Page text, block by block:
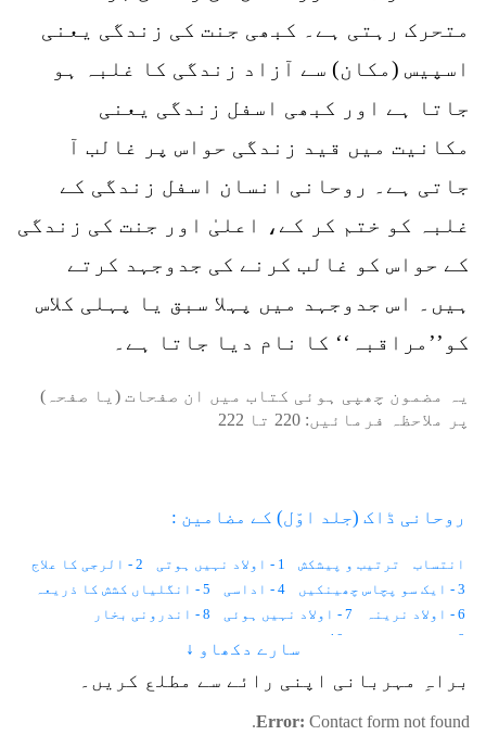
متحرک رہتی ہے۔ کبھی جنت کی زندگی یعنی
اسپیس (مکان) سے آزاد زندگی کا غلبہ ہو
جاتا ہے اور کبھی اسفل زندگی یعنی
مکانیت میں قید زندگی حواس پر غالب آ
جاتی ہے۔ روحانی انسان اسفل زندگی کے
غلبہ کو ختم کر کے، اعلیٰ اور جنت کی زندگی
کے حواس کو غالب کرنے کی جدوجہد کرتے
ہیں۔ اس جدوجہد میں پہلا سبق یا پہلی کلاس
کو’’مراقبہ‘‘ کا نام دیا جاتا ہے۔
یہ مضمون چھپی ہوئی کتاب میں ان صفحات (یا صفحہ)
پر ملاحظہ فرمائیں: 220 تا 222
روحانی ڈاک (جلد اوّل) کے مضامین :
انتساب ترتیب و پیشکش 1 - اولاد نہیں ہوتی
2 - الرجی کا علاج
3 - ایک سو پچاس چھینکیں
4 - اداسی
5 - انگلیاں کشش کا ذریعہ
6 - اولاد نرینہ
7 - اولاد نہیں ہوئی
8 - اندرونی بخار
9 - احساس کمتری
10 - استغناء اور کیلوریز
13 - ایب نارمل زندگی
14 - اجمیر شریف کی حاضری
16 - آنکھوں کے سامنے نقطے
سارے دکھاو ↓
براہِ مہربانی اپنی رائے سے مطلع کریں۔
Error: Contact form not found.